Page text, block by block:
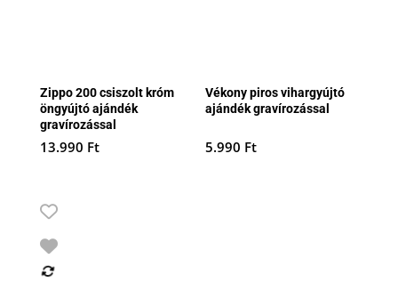
Zippo 200 csiszolt króm
öngyújtó ajándék
gravírozással
13.990 Ft
Vékony piros vihargyújtó
ajándék gravírozással
5.990 Ft